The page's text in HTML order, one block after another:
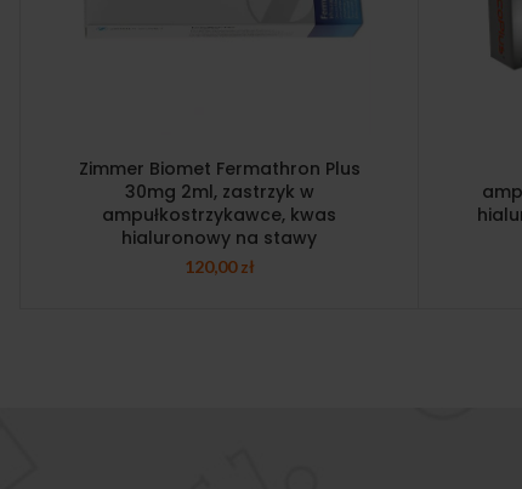
Zimmer Biomet Fermathron Plus
30mg 2ml, zastrzyk w
ampułkostrzykawce, kwas
hialuronowy na stawy
120,00zł